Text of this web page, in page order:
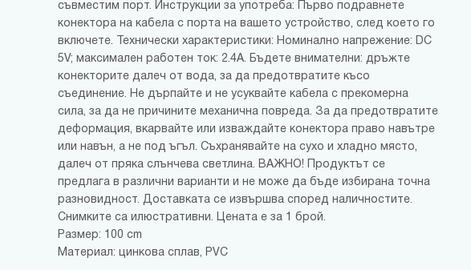
съвместим порт. Инструкции за употреба: Първо подравнете
конектора на кабела с порта на вашето устройство, след което го
включете. Технически характеристики: Номинално напрежение: DC
5V; максимален работен ток: 2.4A. Бъдете внимателни: дръжте
конекторите далеч от вода, за да предотвратите късо
съединение. Не дърпайте и не усуквайте кабела с прекомерна
сила, за да не причините механична повреда. За да предотвратите
деформация, вкарвайте или изваждайте конектора право навътре
или навън, а не под ъгъл. Съхранявайте на сухо и хладно място,
далеч от пряка слънчева светлина. ВАЖНО! Продуктът се
предлага в различни варианти и не може да бъде избирана точна
разновидност. Доставката се извършва според наличностите.
Снимките са илюстративни. Цената е за 1 брой.
Размер: 100 cm
Материал: цинкова сплав, PVC